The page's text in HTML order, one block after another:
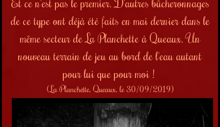
de ce type ont déjà été faits en mai dernier dans le
même secteur de La Planchette à Queaux. Un
nouveau terrain de jeu au bord de l'eau autant
pour lui que pour moi !
(La Planchette,Queaux, le 30/09/2019)